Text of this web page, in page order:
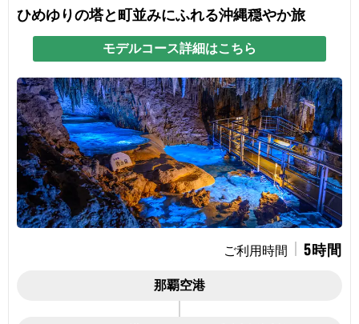
ひめゆりの塔と町並みにふれる沖縄穏やか旅
モデルコース詳細はこちら
ご利用時間 5時間
那覇空港